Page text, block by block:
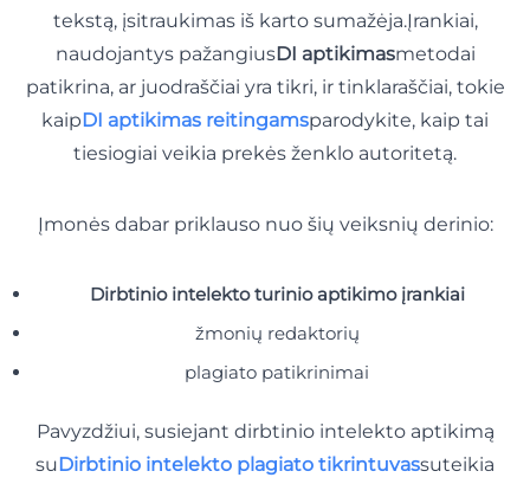
tekstą, įsitraukimas iš karto sumažėja.Įrankiai,
naudojantys pažangiusDI aptikimasmetodai
patikrina, ar juodraščiai yra tikri, ir tinklaraščiai, tokie
kaipDI aptikimas reitingamsparodykite, kaip tai
tiesiogiai veikia prekės ženklo autoritetą.
Įmonės dabar priklauso nuo šių veiksnių derinio:
Dirbtinio intelekto turinio aptikimo įrankiai
žmonių redaktorių
plagiato patikrinimai
Pavyzdžiui, susiejant dirbtinio intelekto aptikimą
suDirbtinio intelekto plagiato tikrintuvassuteikia